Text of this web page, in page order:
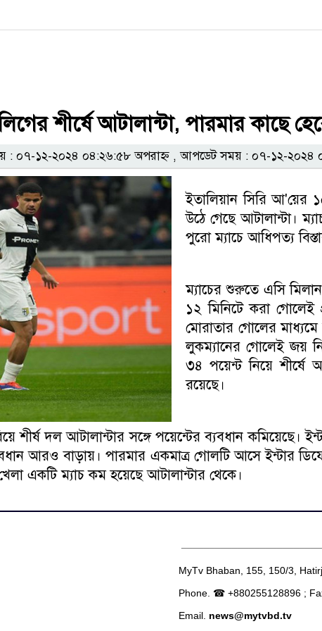
শীর্ষে আটালান্টা, পারমার কাছে
০৭-১২-২০২৪ ০৪:২৬:৫৮ অপরাহ্ন , আপডেট সময় : ০৭-১২-২০২৪
ইতালিয়ান সিরি আ'য়ের
উঠে গেছে আটালান্টা।
পুরো ম্যাচে আধিপত্য
ম্যাচের শুরুতে এসি
১২ মিনিটে করা
মোরাতার গোলের
লুকম্যানের গোলেই জয়
৩৪ পয়েন্ট নিয়ে শীর্ষে
রয়েছে।
শীর্ষ দল আটালান্টার সঙ্গে পয়েন্টের ব্যবধান কমিয়েছে।
আরও বাড়ায়। পারমার একমাত্র গোলটি আসে ইন্টার
একটি ম্যাচ কম হয়েছে আটালান্টার থেকে।
MyTv Bhaban, 155, 150/3,
Phone. ☎ +880255128896 ;
Email. news@mytvbd.tv